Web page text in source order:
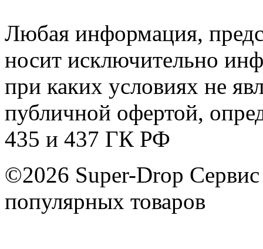
Любая информация,
носит исключительно
при каких условиях не
публичной офертой,
435 и 437 ГК РФ
©2026 Super-Drop
популярных товаров